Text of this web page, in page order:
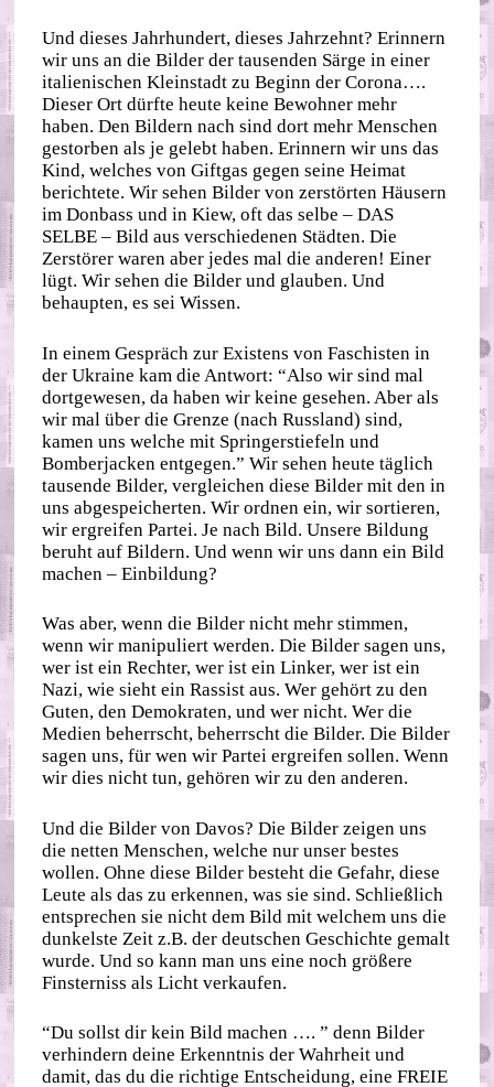
Und dieses Jahrhundert, dieses Jahrzehnt? Erinnern
wir uns an die Bilder der tausenden Särge in einer
italienischen Kleinstadt zu Beginn der Corona….
Dieser Ort dürfte heute keine Bewohner mehr
haben. Den Bildern nach sind dort mehr Menschen
gestorben als je gelebt haben. Erinnern wir uns das
Kind, welches von Giftgas gegen seine Heimat
berichtete. Wir sehen Bilder von zerstörten Häusern
im Donbass und in Kiew, oft das selbe – DAS
SELBE – Bild aus verschiedenen Städten. Die
Zerstörer waren aber jedes mal die anderen! Einer
lügt. Wir sehen die Bilder und glauben. Und
behaupten, es sei Wissen.
In einem Gespräch zur Existens von Faschisten in
der Ukraine kam die Antwort: “Also wir sind mal
dortgewesen, da haben wir keine gesehen. Aber als
wir mal über die Grenze (nach Russland) sind,
kamen uns welche mit Springerstiefeln und
Bomberjacken entgegen.” Wir sehen heute täglich
tausende Bilder, vergleichen diese Bilder mit den in
uns abgespeicherten. Wir ordnen ein, wir sortieren,
wir ergreifen Partei. Je nach Bild. Unsere Bildung
beruht auf Bildern. Und wenn wir uns dann ein Bild
machen – Einbildung?
Was aber, wenn die Bilder nicht mehr stimmen,
wenn wir manipuliert werden. Die Bilder sagen uns,
wer ist ein Rechter, wer ist ein Linker, wer ist ein
Nazi, wie sieht ein Rassist aus. Wer gehört zu den
Guten, den Demokraten, und wer nicht. Wer die
Medien beherrscht, beherrscht die Bilder. Die Bilder
sagen uns, für wen wir Partei ergreifen sollen. Wenn
wir dies nicht tun, gehören wir zu den anderen.
Und die Bilder von Davos? Die Bilder zeigen uns
die netten Menschen, welche nur unser bestes
wollen. Ohne diese Bilder besteht die Gefahr, diese
Leute als das zu erkennen, was sie sind. Schließlich
entsprechen sie nicht dem Bild mit welchem uns die
dunkelste Zeit z.B. der deutschen Geschichte gemalt
wurde. Und so kann man uns eine noch größere
Finsterniss als Licht verkaufen.
“Du sollst dir kein Bild machen …. ” denn Bilder
verhindern deine Erkenntnis der Wahrheit und
damit, das du die richtige Entscheidung, eine FREIE